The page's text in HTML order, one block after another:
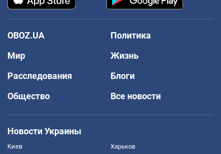
OBOZ.UA
Политика
Мир
Жизнь
Расследования
Блоги
Общество
Все новости
Новости Украины
Киев Харьков